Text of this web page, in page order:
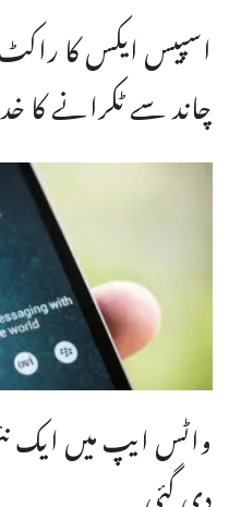
اسپیس ایکس کا
چاند سے ٹکرانے کا
واٹس ایپ میں
دی گئی